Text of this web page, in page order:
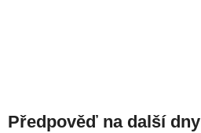
Předpověď na další dny